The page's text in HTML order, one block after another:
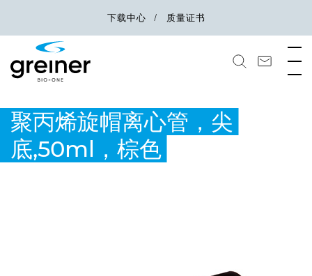
下载中心 质量证书
聚丙烯旋帽离心管，尖
底,50ml，棕色